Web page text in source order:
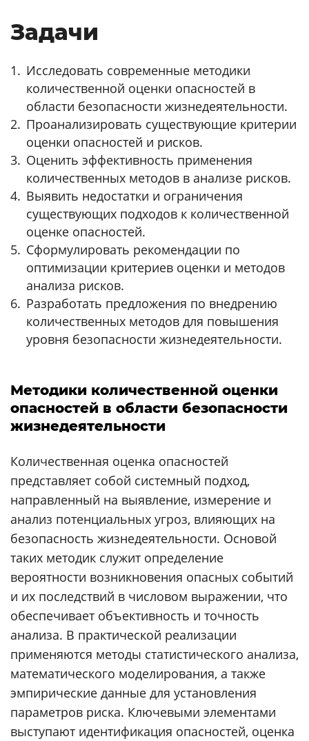
Задачи
Исследовать современные методики
количественной оценки опасностей в
области безопасности жизнедеятельности.
Проанализировать существующие критерии
оценки опасностей и рисков.
Оценить эффективность применения
количественных методов в анализе рисков.
Выявить недостатки и ограничения
существующих подходов к количественной
оценке опасностей.
Сформулировать рекомендации по
оптимизации критериев оценки и методов
анализа рисков.
Разработать предложения по внедрению
количественных методов для повышения
уровня безопасности жизнедеятельности.
Методики количественной оценки
опасностей в области безопасности
жизнедеятельности
Количественная оценка опасностей
представляет собой системный подход,
направленный на выявление, измерение и
анализ потенциальных угроз, влияющих на
безопасность жизнедеятельности. Основой
таких методик служит определение
вероятности возникновения опасных событий
и их последствий в числовом выражении, что
обеспечивает объективность и точность
анализа. В практической реализации
применяются методы статистического анализа,
математического моделирования, а также
эмпирические данные для установления
параметров риска. Ключевыми элементами
выступают идентификация опасностей, оценка